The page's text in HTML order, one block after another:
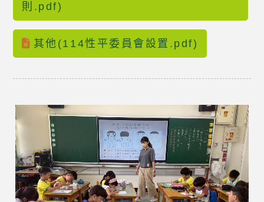
則.pdf)
其他(114性平委員會設置.pdf)